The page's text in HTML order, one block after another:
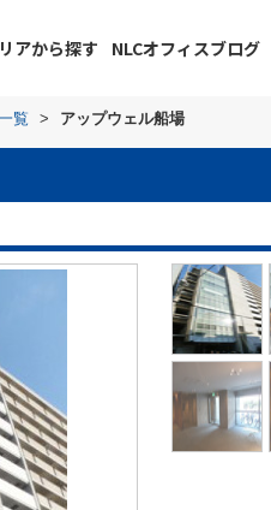
アから探す NLCオフィスブログ
覧 > アップウェル船場